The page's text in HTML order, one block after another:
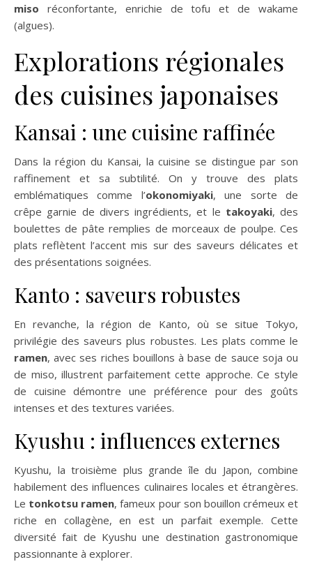
miso réconfortante, enrichie de tofu et de wakame
(algues).
Explorations régionales
des cuisines japonaises
Kansai : une cuisine raffinée
Dans la région du Kansai, la cuisine se distingue par son
raffinement et sa subtilité. On y trouve des plats
emblématiques comme l’okonomiyaki, une sorte de
crêpe garnie de divers ingrédients, et le takoyaki, des
boulettes de pâte remplies de morceaux de poulpe. Ces
plats reflètent l’accent mis sur des saveurs délicates et
des présentations soignées.
Kanto : saveurs robustes
En revanche, la région de Kanto, où se situe Tokyo,
privilégie des saveurs plus robustes. Les plats comme le
ramen, avec ses riches bouillons à base de sauce soja ou
de miso, illustrent parfaitement cette approche. Ce style
de cuisine démontre une préférence pour des goûts
intenses et des textures variées.
Kyushu : influences externes
Kyushu, la troisième plus grande île du Japon, combine
habilement des influences culinaires locales et étrangères.
Le tonkotsu ramen, fameux pour son bouillon crémeux et
riche en collagène, en est un parfait exemple. Cette
diversité fait de Kyushu une destination gastronomique
passionnante à explorer.